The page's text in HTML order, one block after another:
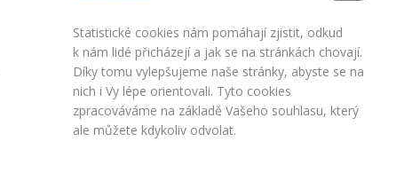
provozovatelem je Elephant Orchestra s.r.o.,
o souborech cookies|Podmínky zpracování
Kontakt|Odhlášení z newsletteru
Statistické cookies nám pomáhají zjistit, odkud
k nám lidé přicházejí a jak se na stránkách chovají.
Díky tomu vylepšujeme naše stránky, abyste se na
nich i Vy lépe orientovali. Tyto cookies
zpracováváme na základě Vašeho souhlasu, který
ale můžete kdykoliv odvolat.